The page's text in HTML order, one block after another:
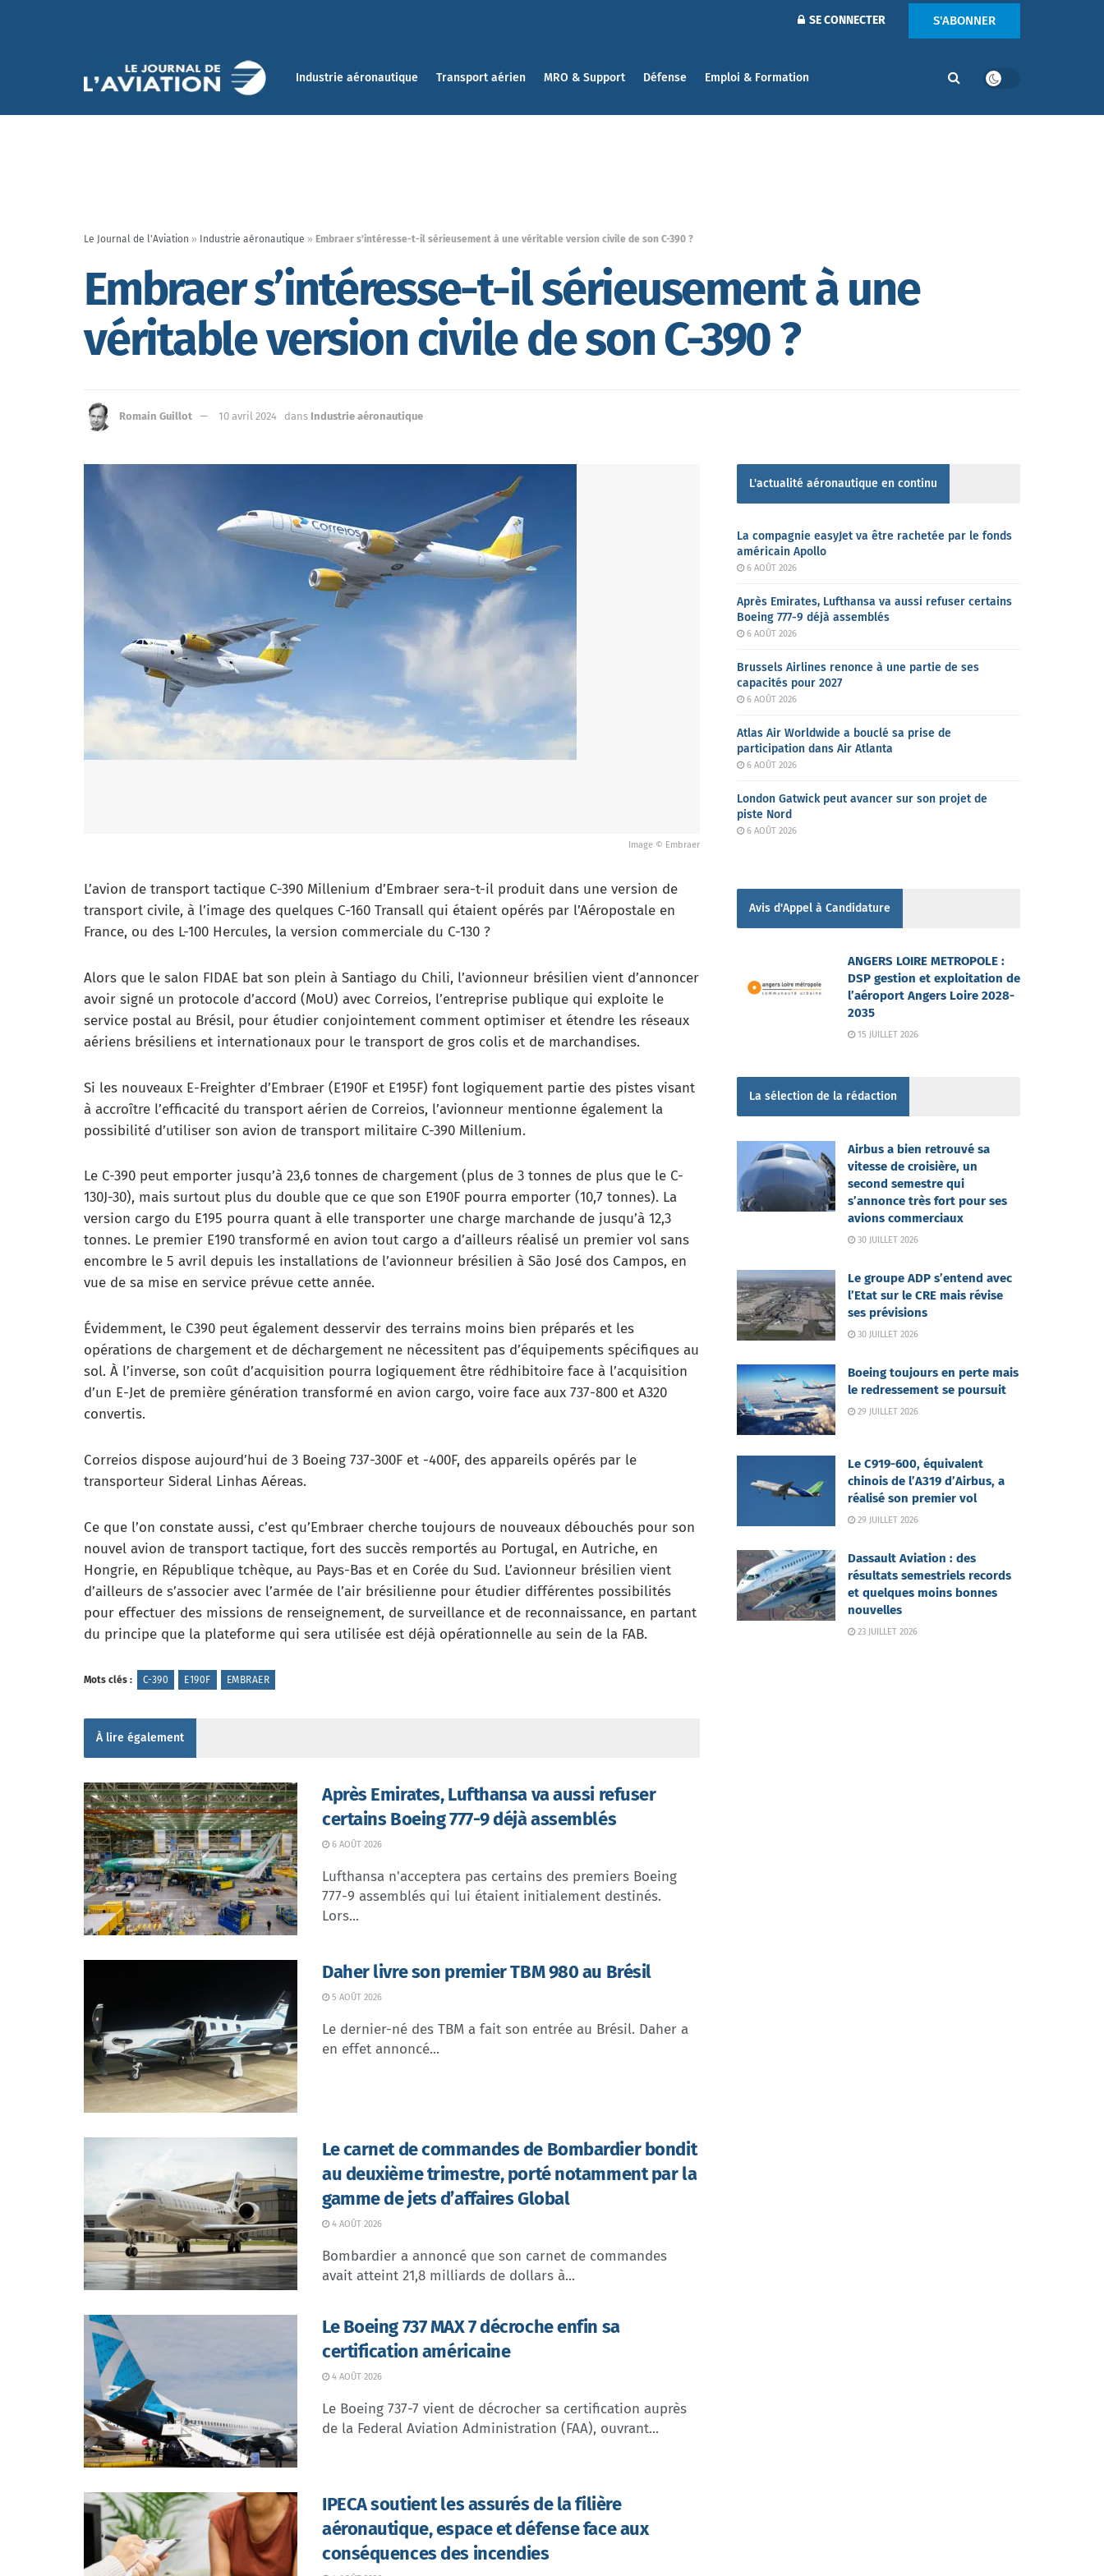
SE CONNECTER S'ABONNER
Industrie aéronautique Transport aérien MRO & Support Défense Emploi & Formation
Le Journal de l'Aviation » Industrie aéronautique » Embraer s’intéresse-t-il sérieusement à une véritable version civile de son C-390 ?
Embraer s’intéresse-t-il sérieusement à une
véritable version civile de son C-390 ?
Romain Guillot 10 avril 2024 dans Industrie aéronautique
Image © Embraer
L’avion de transport tactique C-390 Millenium d’Embraer sera-t-il produit dans une version de
transport civile, à l’image des quelques C-160 Transall qui étaient opérés par l’Aéropostale en
France, ou des L-100 Hercules, la version commerciale du C-130 ?
Alors que le salon FIDAE bat son plein à Santiago du Chili, l’avionneur brésilien vient d’annoncer
avoir signé un protocole d’accord (MoU) avec Correios, l’entreprise publique qui exploite le
service postal au Brésil, pour étudier conjointement comment optimiser et étendre les réseaux
aériens brésiliens et internationaux pour le transport de gros colis et de marchandises.
Si les nouveaux E-Freighter d’Embraer (E190F et E195F) font logiquement partie des pistes visant
à accroître l’efficacité du transport aérien de Correios, l’avionneur mentionne également la
possibilité d’utiliser son avion de transport militaire C-390 Millenium.
Le C-390 peut emporter jusqu’à 23,6 tonnes de chargement (plus de 3 tonnes de plus que le C-
130J-30), mais surtout plus du double que ce que son E190F pourra emporter (10,7 tonnes). La
version cargo du E195 pourra quant à elle transporter une charge marchande de jusqu’à 12,3
tonnes. Le premier E190 transformé en avion tout cargo a d’ailleurs réalisé un premier vol sans
encombre le 5 avril depuis les installations de l’avionneur brésilien à São José dos Campos, en
vue de sa mise en service prévue cette année.
Évidemment, le C390 peut également desservir des terrains moins bien préparés et les
opérations de chargement et de déchargement ne nécessitent pas d’équipements spécifiques au
sol. À l’inverse, son coût d’acquisition pourra logiquement être rédhibitoire face à l’acquisition
d’un E-Jet de première génération transformé en avion cargo, voire face aux 737-800 et A320
convertis.
Correios dispose aujourd’hui de 3 Boeing 737-300F et -400F, des appareils opérés par le
transporteur Sideral Linhas Aéreas.
Ce que l’on constate aussi, c’est qu’Embraer cherche toujours de nouveaux débouchés pour son
nouvel avion de transport tactique, fort des succès remportés au Portugal, en Autriche, en
Hongrie, en République tchèque, au Pays-Bas et en Corée du Sud. L’avionneur brésilien vient
d’ailleurs de s’associer avec l’armée de l’air brésilienne pour étudier différentes possibilités
pour effectuer des missions de renseignement, de surveillance et de reconnaissance, en partant
du principe que la plateforme qui sera utilisée est déjà opérationnelle au sein de la FAB.
Mots clés : C-390 E190F EMBRAER
À lire également
Après Emirates, Lufthansa va aussi refuser
certains Boeing 777-9 déjà assemblés
6 AOÛT 2026
Lufthansa n'acceptera pas certains des premiers Boeing
777-9 assemblés qui lui étaient initialement destinés.
Lors...
Daher livre son premier TBM 980 au Brésil
5 AOÛT 2026
Le dernier-né des TBM a fait son entrée au Brésil. Daher a
en effet annoncé...
Le carnet de commandes de Bombardier bondit
au deuxième trimestre, porté notamment par la
gamme de jets d’affaires Global
4 AOÛT 2026
Bombardier a annoncé que son carnet de commandes
avait atteint 21,8 milliards de dollars à...
Le Boeing 737 MAX 7 décroche enfin sa
certification américaine
4 AOÛT 2026
Le Boeing 737-7 vient de décrocher sa certification auprès
de la Federal Aviation Administration (FAA), ouvrant...
IPECA soutient les assurés de la filière
aéronautique, espace et défense face aux
conséquences des incendies
L'actualité aéronautique en continu
La compagnie easyJet va être rachetée par le fonds
américain Apollo
6 AOÛT 2026
Après Emirates, Lufthansa va aussi refuser certains
Boeing 777-9 déjà assemblés
6 AOÛT 2026
Brussels Airlines renonce à une partie de ses
capacités pour 2027
6 AOÛT 2026
Atlas Air Worldwide a bouclé sa prise de
participation dans Air Atlanta
6 AOÛT 2026
London Gatwick peut avancer sur son projet de
piste Nord
6 AOÛT 2026
Avis d'Appel à Candidature
ANGERS LOIRE METROPOLE :
DSP gestion et exploitation de
l’aéroport Angers Loire 2028-
2035
15 JUILLET 2026
La sélection de la rédaction
Airbus a bien retrouvé sa
vitesse de croisière, un
second semestre qui
s’annonce très fort pour ses
avions commerciaux
30 JUILLET 2026
Le groupe ADP s’entend avec
l’Etat sur le CRE mais révise
ses prévisions
30 JUILLET 2026
Boeing toujours en perte mais
le redressement se poursuit
29 JUILLET 2026
Le C919-600, équivalent
chinois de l’A319 d’Airbus, a
réalisé son premier vol
29 JUILLET 2026
Dassault Aviation : des
résultats semestriels records
et quelques moins bonnes
nouvelles
23 JUILLET 2026